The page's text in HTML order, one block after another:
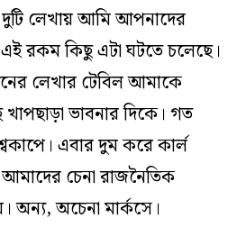
লেখায় আমি আপনাদের
এই রকম কিছু এটা ঘটতে চলেছে।
লেখার টেবিল আমাকে
ভাবনার দিকে। গত
এবার দুম করে কার্ল
চেনা রাজনৈতিক
অন্য, অচেনা মার্কসে।